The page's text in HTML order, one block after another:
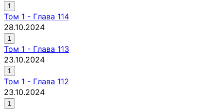
1
Том 1 - Глава 114
28.10.2024
1
Том 1 - Глава 113
23.10.2024
1
Том 1 - Глава 112
23.10.2024
1